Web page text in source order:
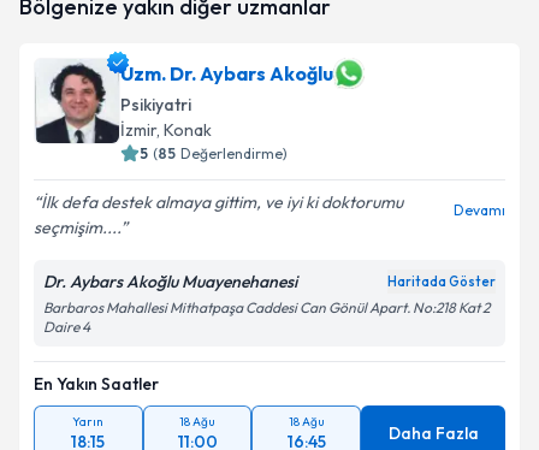
talebi oluşturun. Size bu uzmandan randevu almanız
bilgilendireceğiz.
E-posta Adresiniz
Kişisel verilerimin işlenmesine ilişkin
kapsamda işlenmesini kabul ediyorum.
Bölgenize yakın diğer uzmanlar
Uzm. Dr. Aybars Akoğlu
Psikiyatri
İzmir, Konak
5 (85 Değerlendirme)
İlk defa destek almaya gittim, ve iyi ki doktorumu
seçmişim....
Devamı
Dr. Aybars Akoğlu Muayenehanesi Haritada Göster
Barbaros Mahallesi Mithatpaşa Caddesi Can Gönül Apart. No:218 Kat 2
Daire 4
En Yakın Saatler
Yarın
18:15
18 Ağu
11:00
18 Ağu
16:45 Daha Fazla